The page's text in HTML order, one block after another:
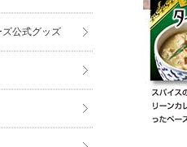
ズ公式グッズ